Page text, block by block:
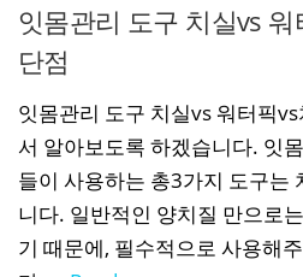
잇몸관리 도구 치실vs
단점
잇몸관리 도구 치실vs 워터픽
서 알아보도록 하겠습니다. 잇
들이 사용하는 총3가지 도구는
니다. 일반적인 양치질 만으로
기 때문에, 필수적으로 사용해